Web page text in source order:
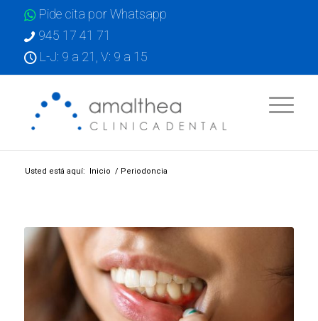
Pide cita por Whatsapp
945 17 41 71
L-J: 9 a 21, V: 9 a 15
Usted está aquí: Inicio / Periodoncia